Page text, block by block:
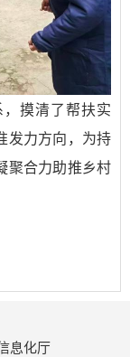
摸清了帮扶实
发力方向，为持
聚合力助推乡村
息化厅